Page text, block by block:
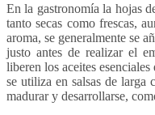
En la gastronomía la hojas
tanto secas como frescas,
aroma, se generalmente se
justo antes de realizar el
liberen los aceites
se utiliza en salsas de larga
madurar y desarrollarse,